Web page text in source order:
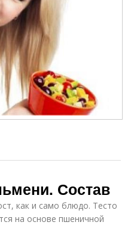
Состав
как и само блюдо. Тесто
на основе пшеничной